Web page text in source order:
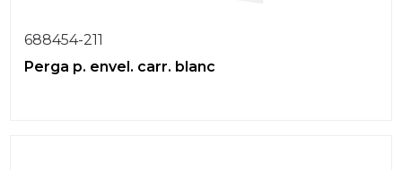
688454-211
Perga p. envel. carr. blanc